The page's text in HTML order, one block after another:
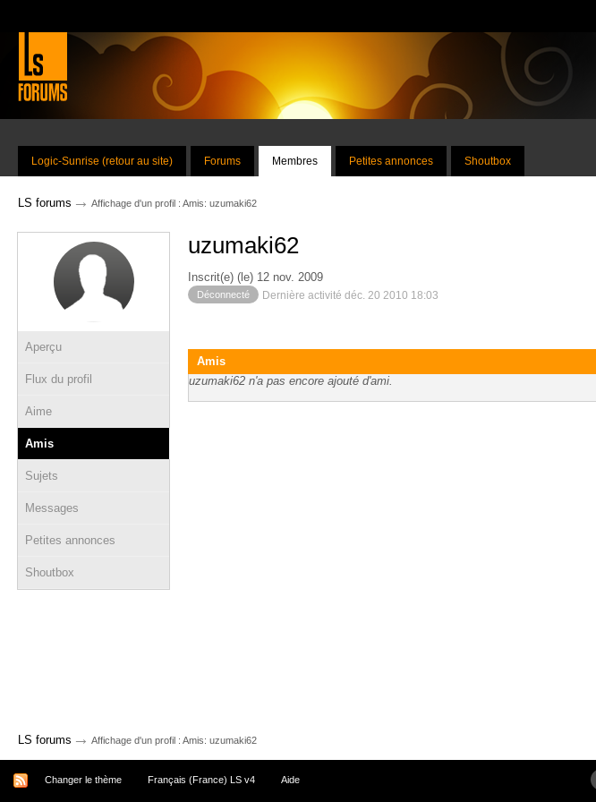
Logic-Sunrise (retour au site) Forums Membres Petites annonces Shoutbox
LS forums → Affichage d'un profil : Amis: uzumaki62
Aperçu
Flux du profil
Aime
Amis
Sujets
Messages
Petites annonces
Shoutbox
uzumaki62
Inscrit(e) (le) 12 nov. 2009
Déconnecté Dernière activité déc. 20 2010 18:03
Amis
uzumaki62 n'a pas encore ajouté d'ami.
LS forums → Affichage d'un profil : Amis: uzumaki62
Changer le thème Français (France) LS v4 Aide